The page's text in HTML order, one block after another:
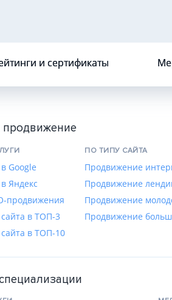
и сертификаты
продвижение
Google
Яндекс
продвижения
в ТОП-3
в ТОП-10
ПО ТИПУ САЙТА
Продвижение
Продвижение
Продвижение
Продвижение